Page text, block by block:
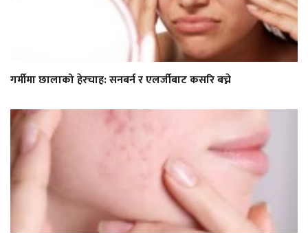
गर्मीमा छालाको हेरचाह: सनबर्न र एलर्जीबाट कसरि बच्ने